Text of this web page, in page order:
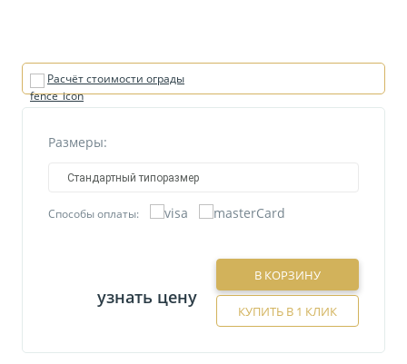
Расчёт стоимости ограды
Размеры:
Стандартный типоразмер
Способы оплаты:
узнать цену
В КОРЗИНУ
КУПИТЬ В 1 КЛИК